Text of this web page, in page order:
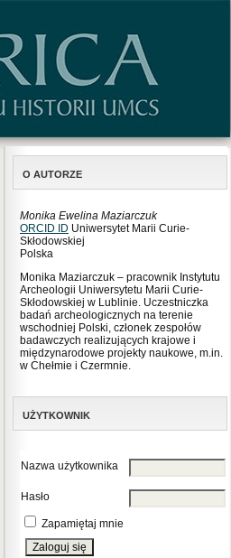
O AUTORZE
Monika Ewelina Maziarczuk
ORCID ID Uniwersytet Marii Curie-
Skłodowskiej
Polska
Monika Maziarczuk – pracownik Instytutu
Archeologii Uniwersytetu Marii Curie-
Skłodowskiej w Lublinie. Uczestniczka
badań archeologicznych na terenie
wschodniej Polski, członek zespołów
badawczych realizujących krajowe i
międzynarodowe projekty naukowe, m.in.
w Chełmie i Czermnie.
UŻYTKOWNIK
Nazwa użytkownika
Hasło
Zapamiętaj mnie